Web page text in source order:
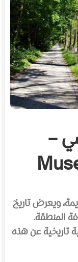
–
ويعرض تاريخ
المنطقة.
تاريخية عن هذه